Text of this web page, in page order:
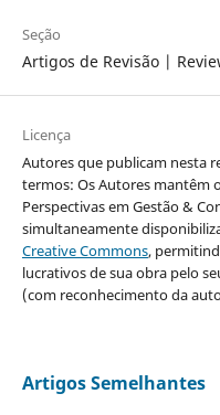
Seção
Artigos de Revisão |
Licença
Autores que publicam nesta
termos: Os Autores mantêm
Perspectivas em Gestão &
simultaneamente
Creative Commons,
lucrativos de sua obra pelo
(com reconhecimento da
Artigos Semelhantes